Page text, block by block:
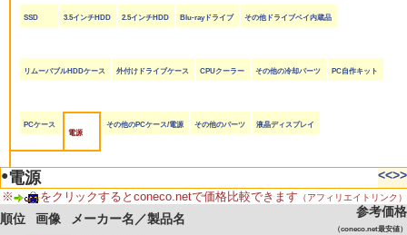
SSD 3.5インチHDD 2.5インチHDD Blu-rayドライブ その他ドライブベイ内蔵品
リムーバブルHDDケース 外付けドライブケース CPUクーラー その他の冷却パーツ PC自作キット
PCケース
電源
その他のPCケース/電源 その他のパーツ 液晶ディスプレイ
●電源 <<>>
※ をクリックするとconeco.netで価格比較できます （アフィリエイトリンク）
順位 画像 メーカー名／製品名 参考価格
（coneco.net最安値）